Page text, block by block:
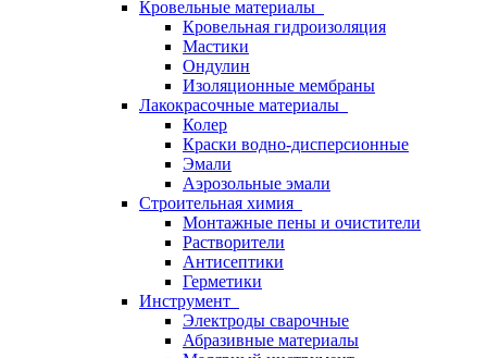
Кровельные материалы
Кровельная гидроизоляция
Мастики
Ондулин
Изоляционные мембраны
Лакокрасочные материалы
Колер
Краски водно-дисперсионные
Эмали
Аэрозольные эмали
Строительная химия
Монтажные пены и очистители
Растворители
Антисептики
Герметики
Инструмент
Электроды сварочные
Абразивные материалы